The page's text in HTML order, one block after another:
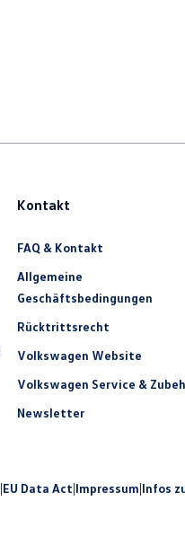
Kontakt
FAQ & Kontakt
Allgemeine
Geschäftsbedingungen
Rücktrittsrecht
Volkswagen Website
Volkswagen Service &
Newsletter
|EU Data Act|Impressum|Infos